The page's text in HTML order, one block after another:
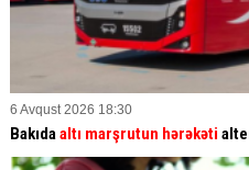
6 Avqust 2026 18:30
Bakıdaaltı marşrutun hərəkəti